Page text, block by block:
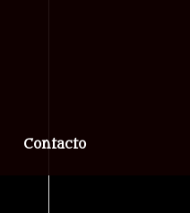
Contacto